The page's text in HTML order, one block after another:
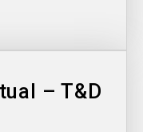
– T&D